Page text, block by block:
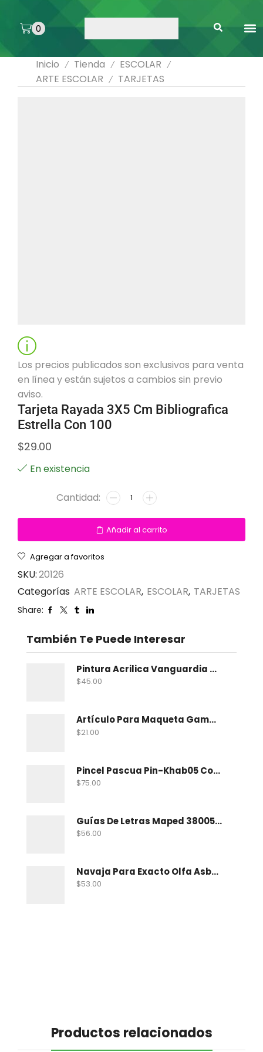
0
Inicio / Tienda / ESCOLAR /
ARTE ESCOLAR / TARJETAS
Los precios publicados son exclusivos para venta
en línea y están sujetos a cambios sin previo
aviso.
Tarjeta Rayada 3X5 Cm Bibliografica
Estrella Con 100
$29.00
En existencia
Añadir al carrito
Agregar a favoritos
SKU:20126
Categorías ARTE ESCOLAR, ESCOLAR, TARJETAS
Share:
También Te Puede Interesar
Pintura Acrilica Vanguardia Metalica 100 Ml
$45.00
Artículo Para Maqueta Gama Zoologico Chico
$21.00
Pincel Pascua Pin-Khab05 Con 15
$75.00
Guías De Letras Maped 38005 No. 5
$56.00
Navaja Para Exacto Olfa Asbb-10 C/10 Nav
$53.00
Productos relacionados